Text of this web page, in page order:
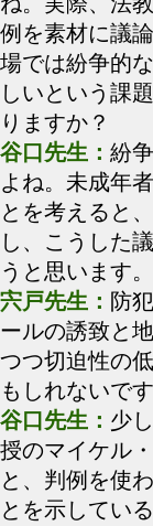
例を素材に議
場では紛争的
しいという課
りますか？
谷口先生： 紛
よね。未成年
とを考えると
し、こうした
うと思います。
宍戸先生： 防
ールの誘致と
つつ切迫性の
もしれないです
谷口先生： 少
授のマイケル
と、判例を使
とを示してい